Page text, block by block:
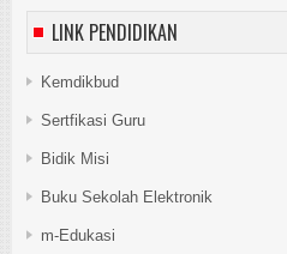
LINK PENDIDIKAN
Kemdikbud
Sertfikasi Guru
Bidik Misi
Buku Sekolah Elektronik
m-Edukasi